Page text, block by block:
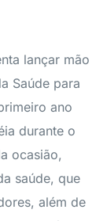
lançar mão
Saúde para
ano
durante o
ocasião,
saúde, que
além de